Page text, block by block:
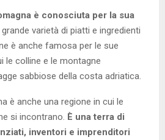
è conosciuta per la sua
varietà di piatti e ingredienti
è anche famosa per le sue
le colline e le montagne
sabbiose della costa adriatica.
è anche una regione in cui le
si incontrano. È una terra di
inventori e imprenditori